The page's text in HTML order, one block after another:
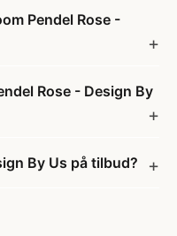
Pendel Rose -
Rose - Design By
By Us på tilbud?